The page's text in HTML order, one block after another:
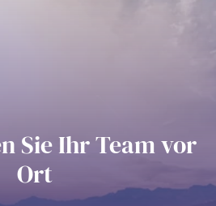
Sie Ihr Team vor
Ort